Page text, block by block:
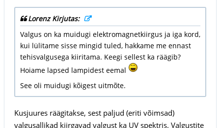
Lorenz Kirjutas:
Valgus on ka muidugi elektromagnetkiirgus ja iga kord,
kui lülitame sisse mingid tuled, hakkame me ennast
tehisvalgusega kiiritama. Keegi sellest ka räägib?
Hoiame lapsed lampidest eemal
See oli muidugi kõigest uitmõte.
Kusjuures räägitakse, sest paljud (eriti võimsad)
valgusallikad kiirgavad valgust ka UV spektris. Valgustite